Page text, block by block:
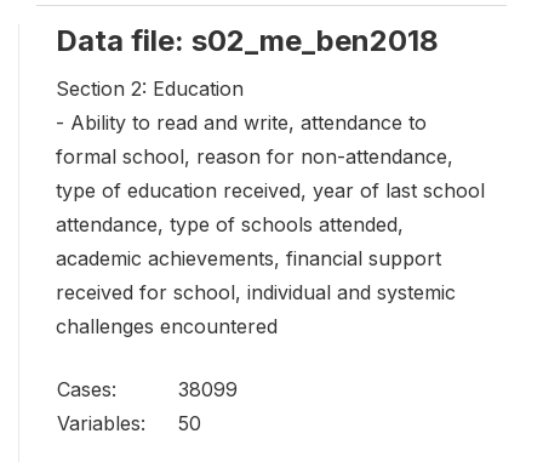
Data file: s02_me_ben2018
Section 2: Education
- Ability to read and write, attendance to
formal school, reason for non-attendance,
type of education received, year of last school
attendance, type of schools attended,
academic achievements, financial support
received for school, individual and systemic
challenges encountered
Cases:
38099
Variables:
50